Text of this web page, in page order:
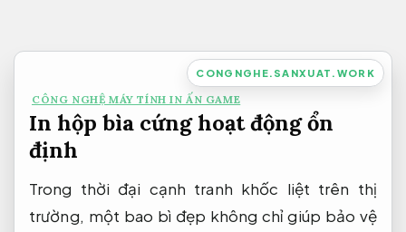
dung
CONGNGHE.SANXUAT.WORK
CÔNG NGHỆ MÁY TÍNH IN ẤN GAME
In hộp bìa cứng hoạt động ổn
định
Trong thời đại cạnh tranh khốc liệt trên thị
trường, một bao bì đẹp không chỉ giúp bảo vệ